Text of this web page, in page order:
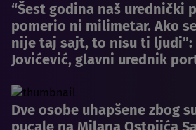
“Šest godina naš urednički
pomerio ni milimetar. Ako
nije taj sajt, to nisu ti ljudi”:
Jovićević, glavni urednik
Dve osobe uhapšene zbog